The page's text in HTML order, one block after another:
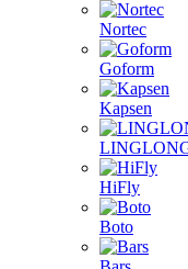
Nortec
Goform
Kapsen
HiFly
Boto